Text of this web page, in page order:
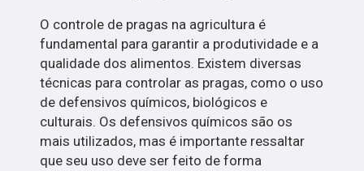
O controle de pragas na agricultura é
fundamental para garantir a produtividade e a
qualidade dos alimentos. Existem diversas
técnicas para controlar as pragas, como o uso
de defensivos químicos, biológicos e
culturais. Os defensivos químicos são os
mais utilizados, mas é importante ressaltar
que seu uso deve ser feito de forma